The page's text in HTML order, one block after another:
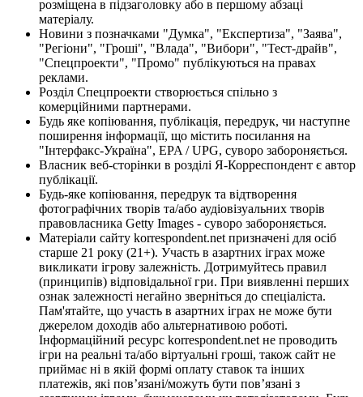
розміщена в підзаголовку або в першому абзаці
матеріалу.
Новини з позначками "Думка", "Експертиза", "Заява",
"Регіони", "Гроші", "Влада", "Вибори", "Тест-драйв",
"Спецпроекти", "Промо" публікуються на правах
реклами.
Розділ Спецпроекти створюється спільно з
комерційними партнерами.
Будь яке копіювання, публікація, передрук, чи наступне
поширення інформації, що містить посилання на
"Інтерфакс-Україна", EPA / UPG, суворо забороняється.
Власник веб-сторінки в розділі Я-Корреспондент є автор
публікації.
Будь-яке копіювання, передрук та відтворення
фотографічних творів та/або аудіовізуальних творів
правовласника Getty Images - суворо забороняється.
Матеріали сайту korrespondent.net призначені для осіб
старше 21 року (21+). Участь в азартних іграх може
викликати ігрову залежність. Дотримуйтесь правил
(принципів) відповідальної гри. При виявленні перших
ознак залежності негайно зверніться до спеціаліста.
Пам'ятайте, що участь в азартних іграх не може бути
джерелом доходів або альтернативою роботі.
Інформаційний ресурс korrespondent.net не проводить
ігри на реальні та/або віртуальні гроші, також сайт не
приймає ні в якій формі оплату ставок та інших
платежів, які пов’язані/можуть бути пов’язані з